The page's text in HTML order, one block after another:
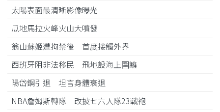
太陽表面最清晰影像曝光
瓜地馬拉火峰火山大噴發
翁山蘇姬遭拘禁後 首度接觸外界
西班牙阻非法移民 飛地設海上圍籬
陽岱鋼引退 坦言身體衰退
NBA詹姆斯轉隊 改披七六人隊23戰袍